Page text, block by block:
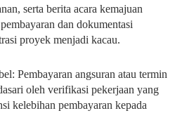
serta berita acara kemajuan
dan dokumentasi
proyek menjadi kacau.
Pembayaran angsuran atau termin
oleh verifikasi pekerjaan yang
kelebihan pembayaran kepada